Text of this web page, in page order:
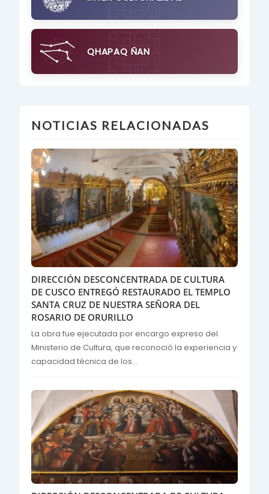
QHAPAQ ÑAN
NOTICIAS RELACIONADAS
DIRECCIÓN DESCONCENTRADA DE CULTURA
DE CUSCO ENTREGÓ RESTAURADO EL TEMPLO
SANTA CRUZ DE NUESTRA SEÑORA DEL
ROSARIO DE ORURILLO
La obra fue ejecutada por encargo expreso del
Ministerio de Cultura, que reconoció la experiencia y
capacidad técnica de los...